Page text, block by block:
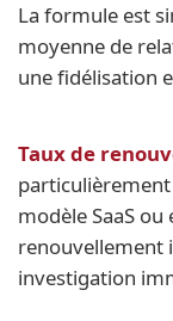
La formule est
moyenne de
une fidélisation
Taux de
modèle SaaS
renouvellement
investigation